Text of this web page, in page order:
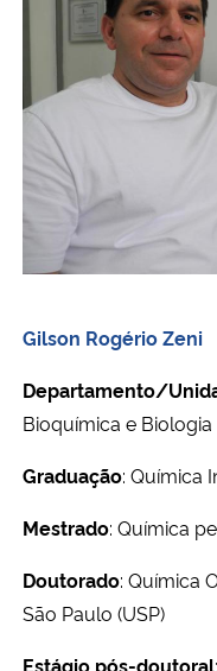
Gilson Rogério Zeni
Departamento/
Bioquímica e
Graduação: Química
Mestrado: Química
Doutorado: Química
São Paulo (USP)
Estágio pós-doutoral